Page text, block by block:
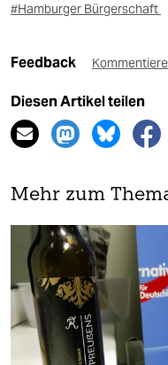
#Hamburger Bürgerschaft
Feedback
Diesen Artikel teilen
Mehr zum